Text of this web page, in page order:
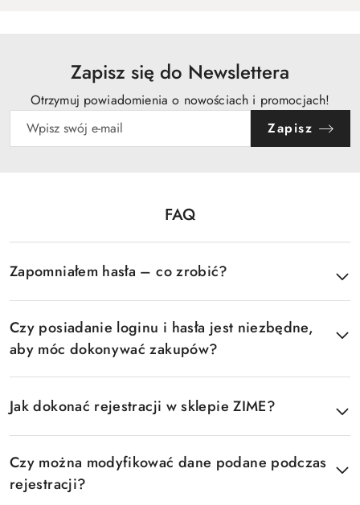
Zapisz się do Newslettera
Otrzymuj powiadomienia o nowościach i promocjach!
Zapisz
FAQ
Zapomniałem hasła – co zrobić?
Czy posiadanie loginu i hasła jest niezbędne,
aby móc dokonywać zakupów?
Jak dokonać rejestracji w sklepie ZIME?
Czy można modyfikować dane podane podczas
rejestracji?